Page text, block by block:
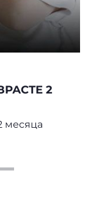
2
месяца